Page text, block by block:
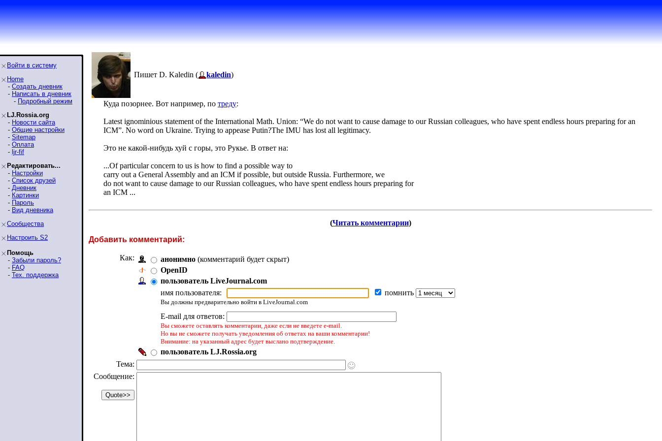
Войти в систему
Home
- Создать дневник
- Написать в дневник
- Подробный режим
LJ.Rossia.org
- Новости сайта
- Общие настройки
- Sitemap
- Оплата
- ljr-fif
Редактировать...
- Настройки
- Список друзей
- Дневник
- Картинки
- Пароль
- Вид дневника
Сообщества
Настроить S2
Помощь
- Забыли пароль?
- FAQ
- Тех. поддержка
Пишет D. Kaledin ( kaledin)
Куда позорнее. Вот например, по треду:
Latest ignominious statement of the International Math. Union: “We do not want to cause damage to our Russian colleagues, who have spent endless hours preparing for an
ICM”. No word on Ukraine. Trying to appease Putin?The IMU has lost all legitimacy.
Это не какой-нибудь хуй с горы, это Рукье. В ответ на:
...Of particular concern to us is how to find a possible way to
carry out a General Assembly and an ICM if possible, but outside Russia. Furthermore, we
do not want to cause damage to our Russian colleagues, who have spent endless hours preparing for
an ICM ...
(Читать комментарии)
Добавить комментарий:
Как: анонимно (комментарий будет скрыт)
OpenID
пользователь LiveJournal.com
имя пользователя:
помнить
Вы должны предварительно войти в LiveJournal.com
E-mail для ответов:
Вы сможете оставлять комментарии, даже если не введете e-mail.
Но вы не сможете получать уведомления об ответах на ваши комментарии!
Внимание: на указанный адрес будет выслано подтверждение.
пользователь LJ.Rossia.org
Тема:
Сообщение: